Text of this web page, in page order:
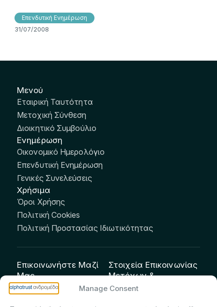
Manage Consent
Επενδυτική Ενημέρωση
31/07/2008
Μενού
Εταιρική Ταυτότητα
Μετοχική Σύνθεση
Διοικητικό Συμβούλιο
Ενημέρωση
Οικονομικό Ημερολόγιο
Επενδυτική Ενημέρωση
Γενικές Συνελεύσεις
Χρήσιμα
Όροι Χρήσης
Πολιτική Cookies
Πολιτική Προστασίας Ιδιωτικότητας
Επικοινωνήστε Μαζί
Μας
info@andromeda.eu
Στοιχεία Επικοινωνίας
Μετόχων &
Επενδυτών: